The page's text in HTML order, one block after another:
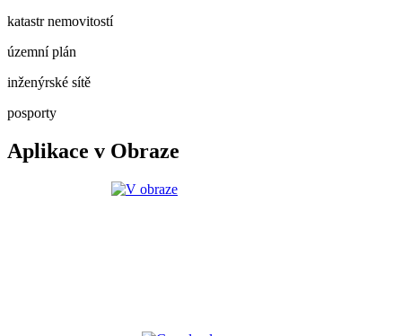
katastr nemovitostí
územní plán
inženýrské sítě
posporty
Aplikace v Obraze